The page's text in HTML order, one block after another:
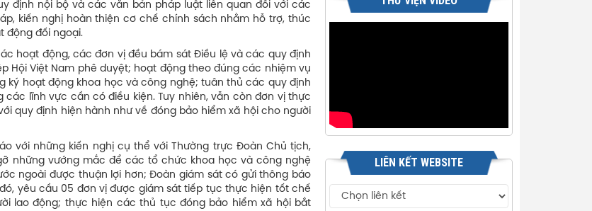
định nội bộ và các văn bản pháp luật liên quan đối với các
kiến nghị hoàn thiện cơ chế chính sách nhằm hỗ trợ, thúc
động đối ngoại.
hoạt động, các đơn vị đều bám sát Điều lệ và các quy định
Hội Việt Nam phê duyệt; hoạt động theo đúng các nhiệm vụ
ký hoạt động khoa học và công nghệ; tuân thủ các quy định
lĩnh vực cần có điều kiện. Tuy nhiên, vẫn còn đơn vị thực
quy định hiện hành như về đóng bảo hiểm xã hội cho người
với những kiến nghị cụ thể với Thường trực Đoàn Chủ tịch,
những vướng mắc để các tổ chức khoa học và công nghệ
ngoài được thuận lợi hơn; Đoàn giám sát có gửi thông báo
yêu cầu 05 đơn vị được giám sát tiếp tục thực hiện tốt chế
lao động; thực hiện các thủ tục đóng bảo hiểm xã hội bắt
LIÊN KẾT WEBSITE